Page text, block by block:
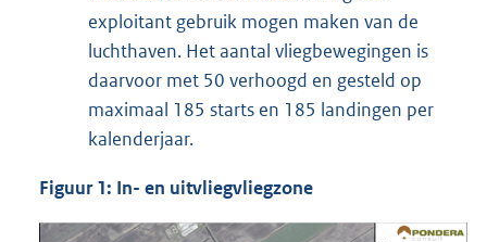
exploitant gebruik mogen maken van de
luchthaven. Het aantal vliegbewegingen is
daarvoor met 50 verhoogd en gesteld op
maximaal 185 starts en 185 landingen per
kalenderjaar.
Figuur 1: In- en uitvliegvliegzone